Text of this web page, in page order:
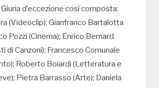
d’eccezione così composta:
(Videoclip); Gianfranco Bartalotta
Pozzi (Cinema); Enrico Bernard
di Canzoni); Francesco Comunale
Roberto Boiardi (Letteratura e
Pietra Barrasso (Arte); Daniela